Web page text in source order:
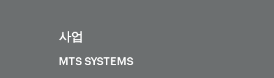
사업
MTS SYSTEMS